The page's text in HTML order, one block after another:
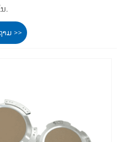
.
ມ >>